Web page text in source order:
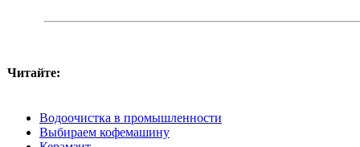
Читайте:
Водоочистка в промышленности
Выбираем кофемашину